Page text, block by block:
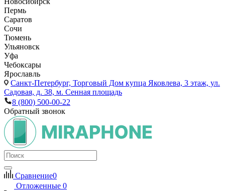
Пермь
Саратов
Сочи
Тюмень
Ульяновск
Уфа
Чебоксары
Ярославль
Санкт-Петербург, Торговый Дом купца Яковлева, 3 этаж, ул.
Садовая, д. 38, м. Сенная площадь
8 (800) 500-00-22
Обратный звонок
Сравнение0
Отложенные 0